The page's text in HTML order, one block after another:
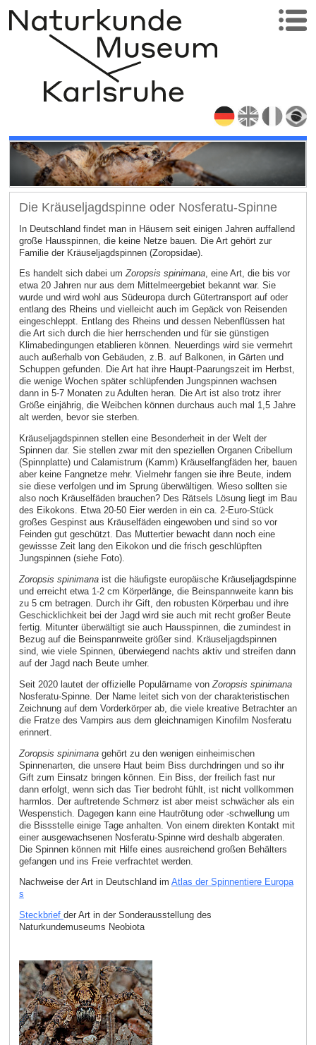
Die Kräuseljagdspinne oder Nosferatu-Spinne
In Deutschland findet man in Häusern seit einigen Jahren auffallend
große Hausspinnen, die keine Netze bauen. Die Art gehört zur
Familie der Kräuseljagdspinnen (Zoropsidae).
Es handelt sich dabei umZoropsis spinimana, eine Art, die bis vor
etwa 20 Jahren nur aus dem Mittelmeergebiet bekannt war. Sie
wurde und wird wohl aus Südeuropa durch Gütertransport auf oder
entlang des Rheins und vielleicht auch im Gepäck von Reisenden
eingeschleppt. Entlang des Rheins und dessen Nebenflüssen hat
die Art sich durch die hier herrschenden und für sie günstigen
Klimabedingungen etablieren können. Neuerdings wird sie vermehrt
auch außerhalb von Gebäuden, z.B. auf Balkonen, in Gärten und
Schuppen gefunden. Die Art hat ihre Haupt-Paarungszeit im Herbst,
die wenige Wochen später schlüpfenden Jungspinnen wachsen
dann in 5-7 Monaten zu Adulten heran. Die Art ist also trotz ihrer
Größe einjährig, die Weibchen können durchaus auch mal 1,5 Jahre
alt werden, bevor sie sterben.
Kräuseljagdspinnen stellen eine Besonderheit in der Welt der
Spinnen dar. Sie stellen zwar mit den speziellen Organen Cribellum
(Spinnplatte) und Calamistrum (Kamm) Kräuselfangfäden her, bauen
aber keine Fangnetze mehr. Vielmehr fangen sie ihre Beute, indem
sie diese verfolgen und im Sprung überwältigen. Wieso sollten sie
also noch Kräuselfäden brauchen? Des Rätsels Lösung liegt im Bau
des Eikokons. Etwa 20-50 Eier werden in ein ca. 2-Euro-Stück
großes Gespinst aus Kräuselfäden eingewoben und sind so vor
Feinden gut geschützt. Das Muttertier bewacht dann noch eine
gewissse Zeit lang den Eikokon und die frisch geschlüpften
Jungspinnen (siehe Foto).
Zoropsis spinimanaist die häufigste europäische Kräuseljagdspinne
und erreicht etwa 1-2 cm Körperlänge, die Beinspannweite kann bis
zu 5 cm betragen. Durch ihr Gift, den robusten Körperbau und ihre
Geschicklichkeit bei der Jagd wird sie auch mit recht großer Beute
fertig. Mitunter überwältigt sie auch Hausspinnen, die zumindest in
Bezug auf die Beinspannweite größer sind. Kräuseljagdspinnen
sind, wie viele Spinnen, überwiegend nachts aktiv und streifen dann
auf der Jagd nach Beute umher.
Seit 2020 lautet der offizielle Populärname von Zoropsis spinimana
Nosferatu-Spinne. Der Name leitet sich von der charakteristischen
Zeichnung auf dem Vorderkörper ab, die viele kreative Betrachter an
die Fratze des Vampirs aus dem gleichnamigen Kinofilm Nosferatu
erinnert.
Zoropsis spinimanagehört zu den wenigen einheimischen
Spinnenarten, die unsere Haut beim Biss durchdringen und so ihr
Gift zum Einsatz bringen können. Ein Biss, der freilich fast nur
dann erfolgt, wenn sich das Tier bedroht fühlt, ist nicht vollkommen
harmlos. Der auftretende Schmerz ist aber meist schwächer als ein
Wespenstich. Dagegen kann eine Hautrötung oder -schwellung um
die Bissstelle einige Tage anhalten. Von einem direkten Kontakt mit
einer ausgewachsenen Nosferatu-Spinne wird deshalb abgeraten.
Die Spinnen können mit Hilfe eines ausreichend großen Behälters
gefangen und ins Freie verfrachtet werden.
Nachweise der Art in Deutschland im Atlas der Spinnentiere Europa
s
Steckbrief der Art in der Sonderausstellung des
Naturkundemuseums Neobiota